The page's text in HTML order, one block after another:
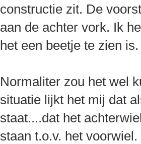
constructie zit. De
aan de achter vork. Ik
het een beetje te zien is.
Normaliter zou het wel
situatie lijkt het mij dat
staat....dat het
staan t.o.v. het voorwiel.